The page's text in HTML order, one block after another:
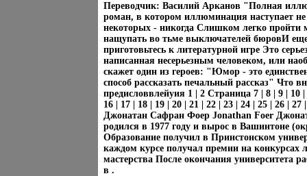
Переводчик: Василий Арканов "Полная
роман, в котором иллюминация наступает
некоторых - никогда Слишком легко пройти
нащупать во тьме выключателей бюровИ
приготовьтесь к литературной игре Это
написанная несерьезным человеком, или
скажет один из героев: "Юмор - это
способ рассказать печальный рассказ" Что
предисловвлейуия 1 | 2 Страница 7 | 8 | 9 | 10 |
16 | 17 | 18 | 19 | 20 | 21 | 22 | 23 | 24 | 25 | 26 | 27
Джонатан Сафран Фоер Jonathan Foer
родился в 1977 году и вырос в Вашинтоне
Образование получил в Принстонском
каждом курсе получал премии на конкурсах
мастерства После окончания университета
в .